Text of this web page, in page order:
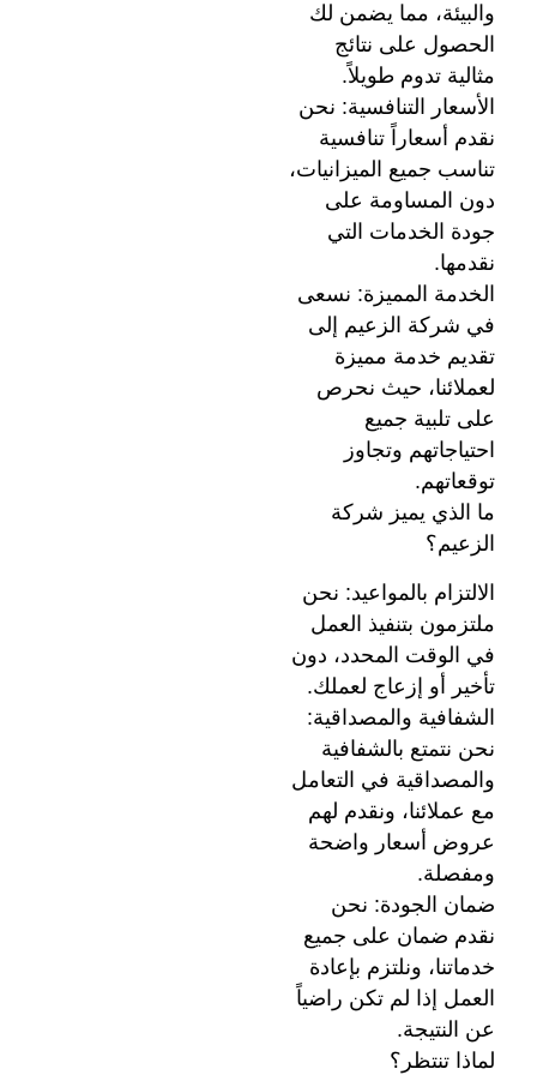
والبيئة، مما يضمن لك
الحصول على نتائج
مثالية تدوم طويلاً.
الأسعار التنافسية: نحن
نقدم أسعاراً تنافسية
تناسب جميع الميزانيات،
دون المساومة على
جودة الخدمات التي
نقدمها.
الخدمة المميزة: نسعى
في شركة الزعيم إلى
تقديم خدمة مميزة
لعملائنا، حيث نحرص
على تلبية جميع
احتياجاتهم وتجاوز
توقعاتهم.
ما الذي يميز شركة
الزعيم؟
الالتزام بالمواعيد: نحن
ملتزمون بتنفيذ العمل
في الوقت المحدد، دون
تأخير أو إزعاج لعملك.
الشفافية والمصداقية:
نحن نتمتع بالشفافية
والمصداقية في التعامل
مع عملائنا، ونقدم لهم
عروض أسعار واضحة
ومفصلة.
ضمان الجودة: نحن
نقدم ضمان على جميع
خدماتنا، ونلتزم بإعادة
العمل إذا لم تكن راضياً
عن النتيجة.
لماذا تنتظر؟